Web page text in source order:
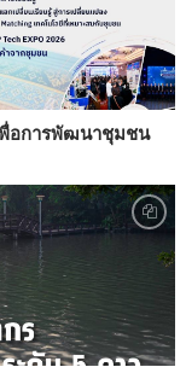
พื่อการพัฒนาชุมชน